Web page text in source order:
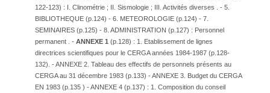
122-123) : I. Clinométrie ; II. Sismologie ; III. Activités diverses . - 5.
BIBLIOTHEQUE (p.124) - 6. METEOROLOGIE (p.124) - 7.
SEMINAIRES (p.125) - 8. ADMINISTRATION (p.127) : Personnel
permanent . - ANNEXE 1 (p.128) : 1. Etablissement de lignes
directrices scientifiques pour le CERGA années 1984-1987 (p.128-
132). - ANNEXE 2. Tableau des effectifs de personnels présents au
CERGA au 31 décembre 1983 (p.133) - ANNEXE 3. Budget du CERGA
EN 1983 (p.135 ) - ANNEXE 4 (p.137) : 1. Composition du conseil